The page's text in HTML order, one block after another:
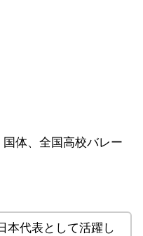
体、全国高校バレー
本代表として活躍し